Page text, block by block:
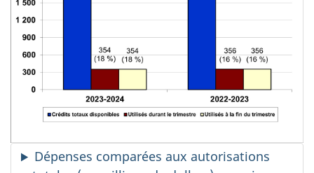
Dépenses comparées aux autorisations